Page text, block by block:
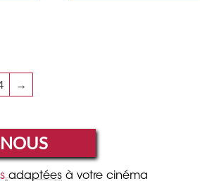
→
NOUS
adaptées à votre cinéma